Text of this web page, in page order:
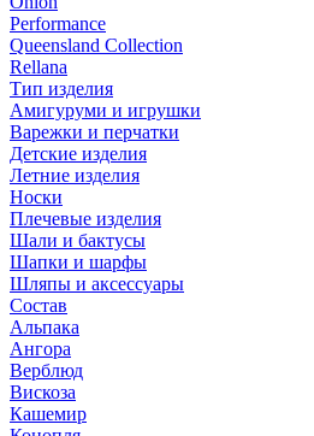
Performance
Queensland Collection
Rellana
Тип изделия
Амигуруми и игрушки
Варежки и перчатки
Детские изделия
Летние изделия
Носки
Плечевые изделия
Шали и бактусы
Шапки и шарфы
Шляпы и аксессуары
Состав
Альпака
Ангора
Верблюд
Вискоза
Кашемир